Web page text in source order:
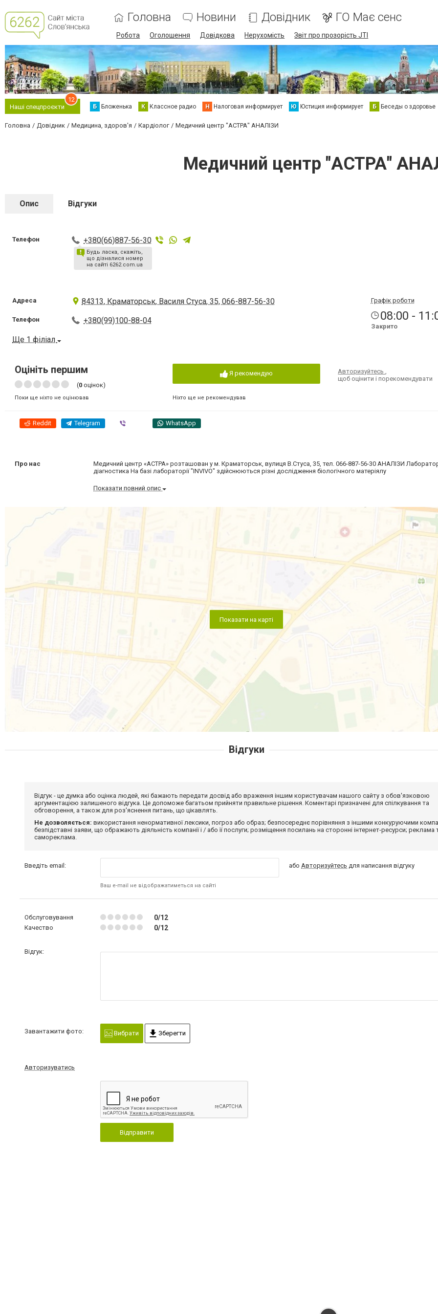
Головна Новини Довідник ГО Має сенс
Робота Оголошення Довідкова Нерухомість Звіт про прозорість JTI
Наші спецпроєкти
12
Б Бложенька К Классное радио Н Налоговая информирует Ю Юстиция информирует Б Беседы о здоровье
Головна Довідник Медицина, здоров'я Кардіолог Медичний центр "АСТРА" АНАЛІЗИ
Медичний центр "АСТРА"
Опис Відгуки
Телефон +380(66)887-56-30
Будь ласка, скажіть,
що дізналися номер
на сайті 6262.com.ua
Адреса 84313, Краматорськ, Василя Стуса, 35, 066-887-56-30
Телефон +380(99)100-88-04
Графік роботи
08:00 -
Закрито
Ще 1 філіал
Оцініть першим
(0 оцінок)
Поки ще ніхто не оцінював
Я рекомендую
Ніхто ще не рекомендував
Авторизуйтесь,
щоб оцінити і порекомендувати
Reddit Telegram WhatsApp
Про нас
Медичний центр «АСТРА» розташован у м. Краматорськ, вулиця В.Стуса, 35, тел. 066-887-56-30 АНАЛІЗИ
діагностика На базі лабораторії "INVIVO" здійснюються різні дослідження біологічного матеріялу
Показати повний опис
Показати на карті
Відгуки
Відгук - це думка або оцінка людей, які бажають передати досвід або враження іншим користувачам нашого сайту з обов'язковою
аргументацією залишеного відгука. Це допоможе багатьом прийняти правильне рішення. Коментарі призначені для спілкування та
обговорення, а також для роз'яснення питань, що цікавлять.
Не дозволяється: використання ненормативної лексики, погроз або образ; безпосереднє порівняння з іншими конкуруючими
безпідставні заяви, що ображають діяльність компанії і / або її послуги; розміщення посилань на сторонні інтернет-ресурси; реклама
самореклама.
Введіть email:
Ваш e-mail не відображатиметься на сайті
або Авторизуйтесь для написання відгуку
Обслуговування 0/12
Качество 0/12
Відгук:
Завантажити фото: Вибрати Зберегти
Авторизуватись
Відправити